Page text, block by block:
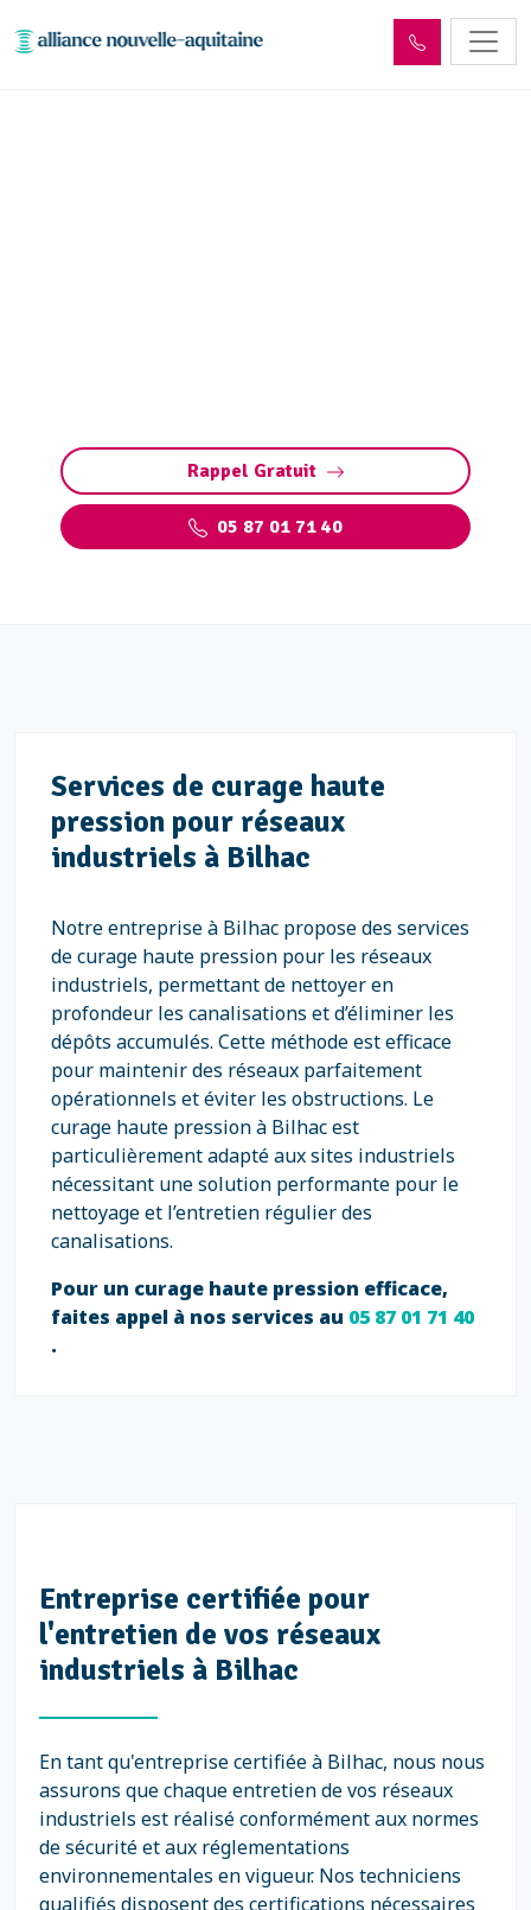
Rappel Gratuit
05 87 01 71 40
Services de curage haute
pression pour réseaux
industriels à Bilhac
Notre entreprise à Bilhac propose des services
de curage haute pression pour les réseaux
industriels, permettant de nettoyer en
profondeur les canalisations et d’éliminer les
dépôts accumulés. Cette méthode est efficace
pour maintenir des réseaux parfaitement
opérationnels et éviter les obstructions. Le
curage haute pression à Bilhac est
particulièrement adapté aux sites industriels
nécessitant une solution performante pour le
nettoyage et l’entretien régulier des
canalisations.
Pour un curage haute pression efficace,
faites appel à nos services au 05 87 01 71 40
.
Entreprise certifiée pour
l'entretien de vos réseaux
industriels à Bilhac
En tant qu'entreprise certifiée à Bilhac, nous nous
assurons que chaque entretien de vos réseaux
industriels est réalisé conformément aux normes
de sécurité et aux réglementations
environnementales en vigueur. Nos techniciens
qualifiés disposent des certifications nécessaires